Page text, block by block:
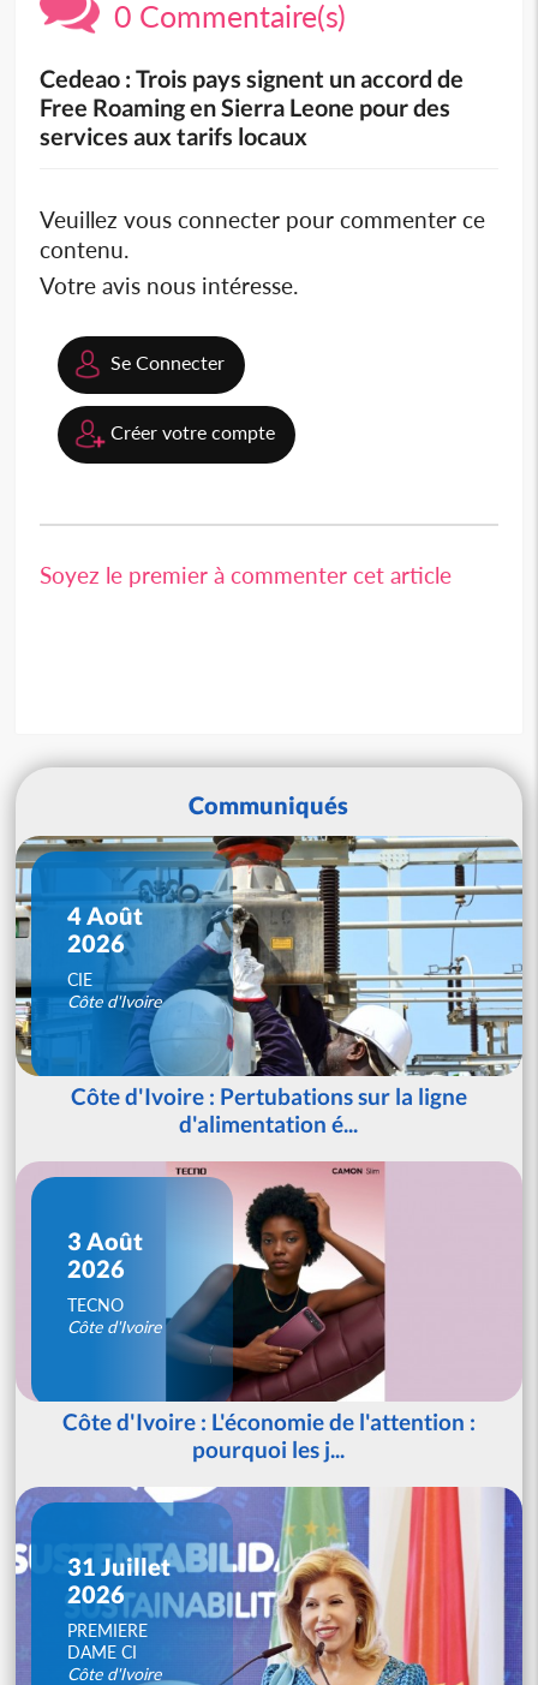
0 Commentaire(s)
Cedeao : Trois pays signent un accord de
Free Roaming en Sierra Leone pour des
services aux tarifs locaux
Veuillez vous connecter pour commenter ce
contenu.
Votre avis nous intéresse.
Se Connecter
Créer votre compte
Soyez le premier à commenter cet article
Communiqués
4 Août
2026
CIE
Côte d'Ivoire
Côte d'Ivoire : Pertubations sur la ligne
d'alimentation é...
3 Août
2026
TECNO
Côte d'Ivoire
Côte d'Ivoire : L'économie de l'attention :
pourquoi les j...
31 Juillet
2026
PREMIERE
DAME CI
Côte d'Ivoire